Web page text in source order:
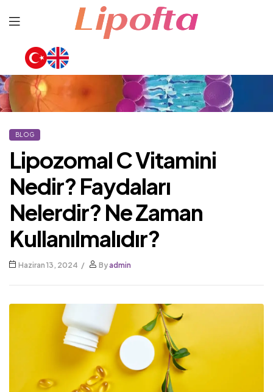
BLOG
Lipozomal C Vitamini
Nedir? Faydaları
Nelerdir? Ne Zaman
Kullanılmalıdır?
Haziran 13, 2024 Byadmin